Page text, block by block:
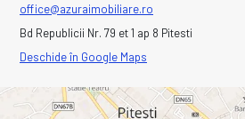
office@azuraimobiliare.ro
Bd Republicii Nr. 79 et 1 ap 8 Pitesti
Deschide în Google Maps